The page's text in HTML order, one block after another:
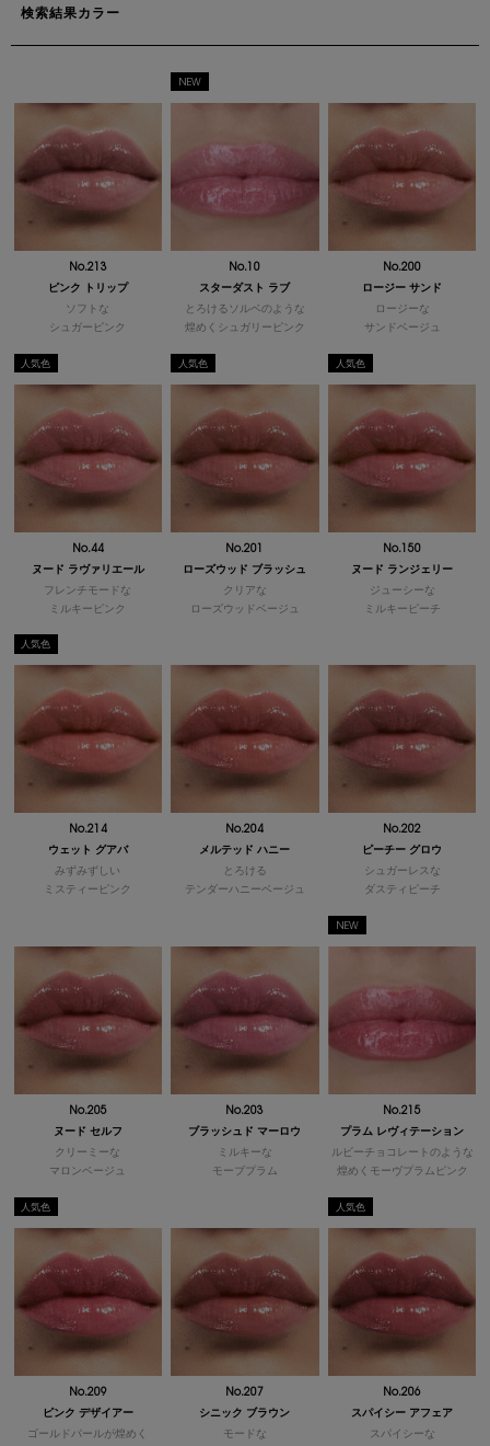
検索結果カラー
No.213
ピンク トリップ
ソフトな
シュガーピンク
NEW
No.10
スターダスト ラブ
とろけるソルベのような
煌めくシュガリーピンク
No.200
ロージー サンド
ロージーな
サンドベージュ
人気色
No.44
ヌード ラヴァリエール
フレンチモードな
ミルキーピンク
人気色
No.201
ローズウッド ブラッシュ
クリアな
ローズウッドベージュ
人気色
No.150
ヌード ランジェリー
ジューシーな
ミルキーピーチ
人気色
No.214
ウェット グアバ
みずみずしい
ミスティーピンク
No.204
メルテッド ハニー
とろける
テンダーハニーベージュ
No.202
ピーチー グロウ
シュガーレスな
ダスティピーチ
No.205
ヌード セルフ
クリーミーな
マロンベージュ
No.203
ブラッシュド マーロウ
ミルキーな
モーブプラム
NEW
No.215
プラム レヴィテーション
ルビーチョコレートのような
煌めくモーヴプラムピンク
人気色
No.209
ピンク デザイアー
ゴールドパールが煌めく
No.207
シニック ブラウン
モードな
人気色
No.206
スパイシー アフェア
スパイシーな